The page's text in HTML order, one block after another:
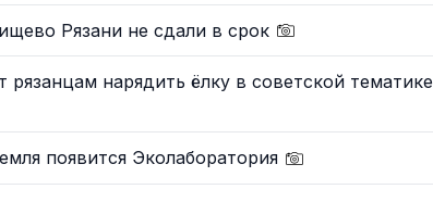
Рязани не сдали в срок
рязанцам нарядить ёлку в советской тематике
появится Эколаборатория